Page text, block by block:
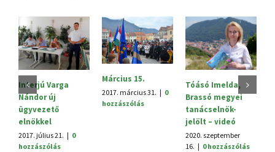
Interjú Varga
Nándor új
ügyvezető
elnökkel
2017. július 21. | 0
hozzászólás
Március 15.
2017. március 31. | 0
hozzászólás
Tóásó Imelda,
Brassó megyei
tanácselnök-
jelölt – videó
2020. szeptember
16. | 0 hozzászólás